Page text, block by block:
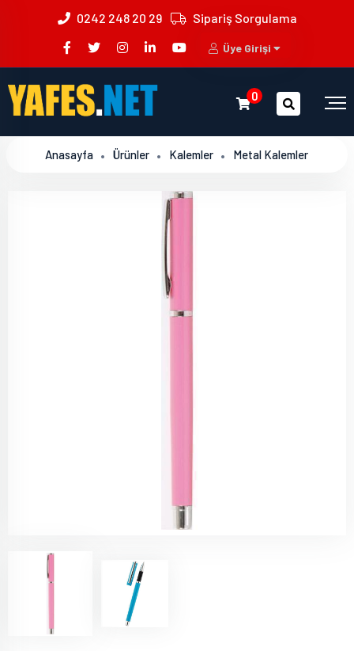
0242 248 20 29 Sipariş Sorgulama
Üye Girişi
0
Anasayfa Ürünler Kalemler Metal Kalemler